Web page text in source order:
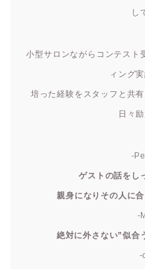
し
小型サロンながらコンテスト
ィング
培った経験をスタッフと共
日々
-
ゲストの話をし
親身になりその人に
-
絶対に外さない”似合
-